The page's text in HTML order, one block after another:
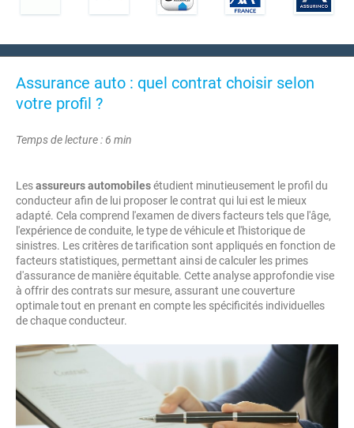
Assurance auto : quel contrat choisir selon
votre profil ?
Temps de lecture : 6 min
Lesassureurs automobilesétudient minutieusement le profil du
conducteur afin de lui proposer le contrat qui lui est le mieux
adapté. Cela comprend l'examen de divers facteurs tels que l'âge,
l'expérience de conduite, le type de véhicule et l'historique de
sinistres. Les critères de tarification sont appliqués en fonction de
facteurs statistiques, permettant ainsi de calculer les primes
d'assurance de manière équitable. Cette analyse approfondie vise
à offrir des contrats sur mesure, assurant une couverture
optimale tout en prenant en compte les spécificités individuelles
de chaque conducteur.